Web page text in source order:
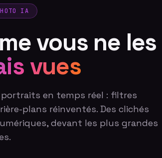
IA
vous ne les
vues
en temps réel : filtres
plans réinventés. Des clichés
devant les plus grandes